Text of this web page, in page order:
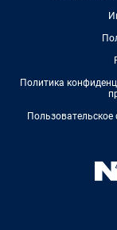
Политика
Пользовательское